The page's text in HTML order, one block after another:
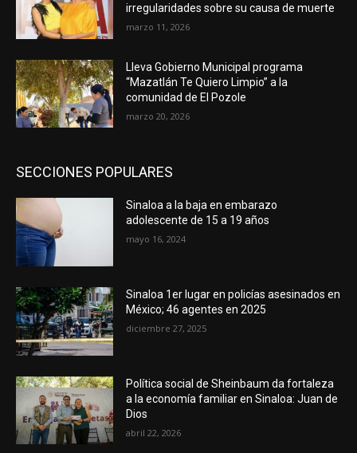
irregularidades sobre su causa de muerte
marzo 11, 2026
Lleva Gobierno Municipal programa
“Mazatlán Te Quiero Limpio” a la
comunidad de El Pozole
marzo 20, 2026
SECCIONES POPULARES
Sinaloa a la baja en embarazo
adolescente de 15 a 19 años
mayo 16, 2024
Sinaloa 1er lugar en policías asesinados en
México; 46 agentes en 2025
diciembre 27, 2025
Política social de Sheinbaum da fortaleza
a la economía familiar en Sinaloa: Juan de
Dios
abril 22, 2026